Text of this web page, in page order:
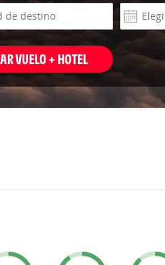
VUELO + HOTEL